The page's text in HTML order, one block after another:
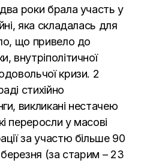
роки брала участь у
яка складалась для
що привело до
внутріполітичної
кризи. 2
стихійно
викликані нестачею
переросли у масові
за участю більше 90
березня (за старим – 23